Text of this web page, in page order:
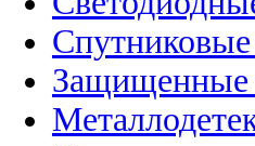
Защищенные